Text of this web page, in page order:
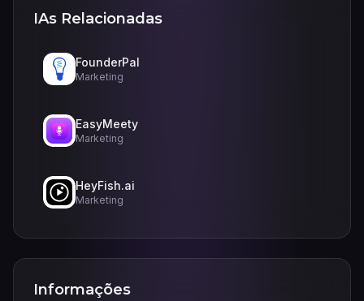
IAs Relacionadas
FounderPal
Marketing
EasyMeety
Marketing
HeyFish.ai
Marketing
Informações